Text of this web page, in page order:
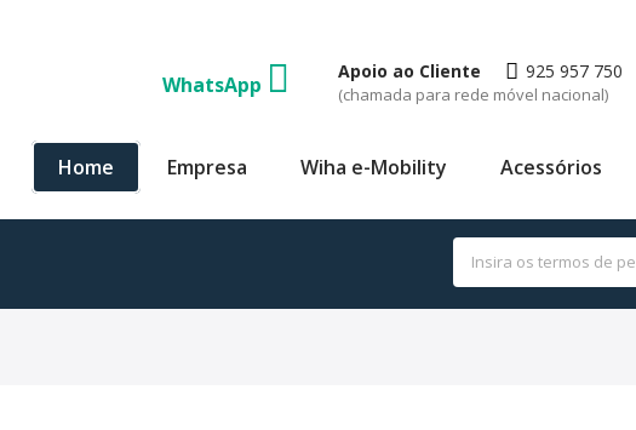
WhatsApp
Apoio ao Cliente 925 957 750
(chamada para rede móvel nacional)
Home Empresa Wiha e-Mobility Acessórios